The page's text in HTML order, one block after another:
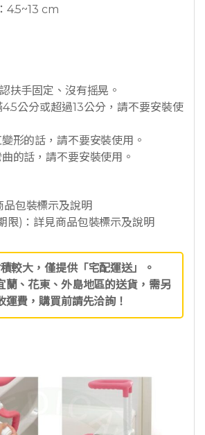
4.5~13 cm
扶手固定、沒有摇晃。
公分或超過13公分，請不要安裝使
形的話，請不要安裝使用。
的話，請不要安裝使用。
包裝標示及說明
限)：詳見商品包裝標示及說明
較大，僅提供「宅配運送」。
蘭、花東、外島地區的送貨，需另
運費，購買前請先洽詢！